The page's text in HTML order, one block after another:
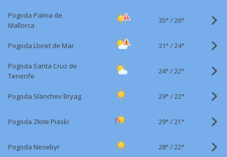
Pogoda Palma de
Mallorca
35° /26°
Pogoda Lloret de Mar 31° /24°
Pogoda Santa Cruz de
Tenerife
24° /22°
Pogoda Slanchev Bryag 29° /22°
Pogoda Złote Piaski 29° /21°
Pogoda Nesebyr 28° /22°